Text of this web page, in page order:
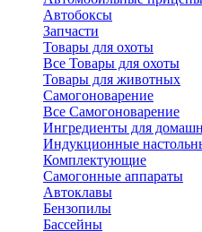
Автобоксы
Запчасти
Товары для охоты
Все Товары для охоты
Товары для животных
Самогоноварение
Все Самогоноварение
Ингредиенты для
Индукционные
Комплектующие
Самогонные аппараты
Автоклавы
Бензопилы
Бассейны